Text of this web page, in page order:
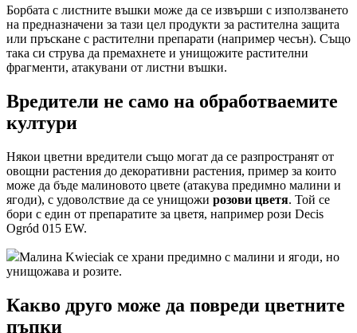
Борбата с листните въшки може да се извърши с използването
на предназначени за тази цел продукти за растителна защита
или пръскане с растителни препарати (например чесън). Също
така си струва да премахнете и унищожите растителни
фрагменти, атакувани от листни въшки.
Вредители не само на обработваемите
култури
Някои цветни вредители също могат да се разпространят от
овощни растения до декоративни растения, пример за които
може да бъде малиновото цвете (атакува предимно малини и
ягоди), с удоволствие да се унищожи розови цветя. Той се
бори с един от препаратите за цветя, например рози Decis
Ogród 015 EW.
Малина Kwieciak се храни предимно с малини и ягоди, но
унищожава и розите.
Какво друго може да повреди цветните
пъпки